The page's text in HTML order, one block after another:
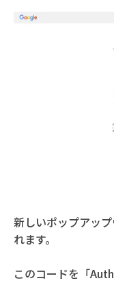
新しいポップアッ
れます。
このコードを「